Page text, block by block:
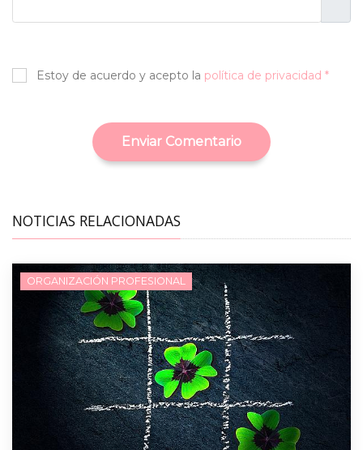
Estoy de acuerdo y acepto la política de privacidad *
Enviar Comentario
NOTICIAS RELACIONADAS
ORGANIZACIÓN PROFESIONAL